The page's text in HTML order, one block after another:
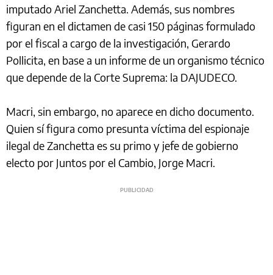
imputado Ariel Zanchetta. Además, sus nombres
figuran en el dictamen de casi 150 páginas formulado
por el fiscal a cargo de la investigación, Gerardo
Pollicita, en base a un informe de un organismo técnico
que depende de la Corte Suprema: la DAJUDECO.
Macri, sin embargo, no aparece en dicho documento.
Quien sí figura como presunta víctima del espionaje
ilegal de Zanchetta es su primo y jefe de gobierno
electo por Juntos por el Cambio, Jorge Macri.